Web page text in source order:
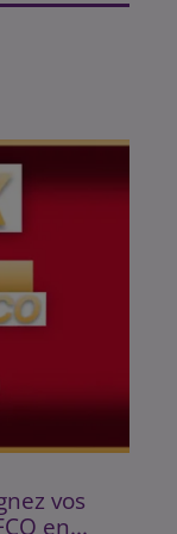
vos
en...